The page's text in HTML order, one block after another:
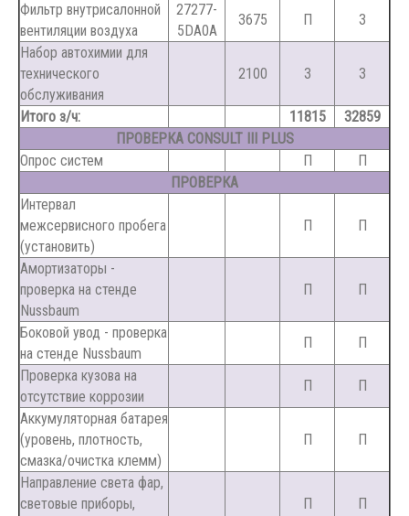
Фильтр внутрисалонной
вентиляции воздуха
27277-
5DA0A
3675 П
З
Набор автохимии для
технического
обслуживания
2100 З З
Итого з/ч: 11815
32859
ПРОВЕРКА CONSULT III PLUS
Опрос систем
П
П
ПРОВЕРКА
Интервал
межсервисного пробега
(установить)
П П
Амортизаторы -
проверка на стенде
Nussbaum
П П
Боковой увод - проверка
на стенде Nussbaum
П
П
Проверка кузова на
отсутствие коррозии
П
П
Аккумуляторная батарея
(уровень, плотность,
смазка/очистка клемм)
П П
Направление света фар,
световые приборы,
П П